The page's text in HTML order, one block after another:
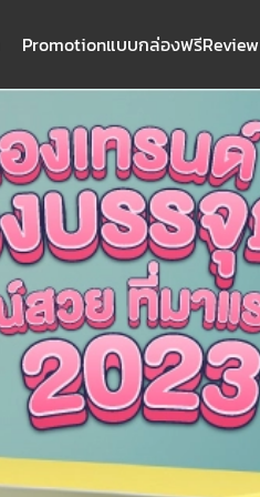
Promotionแบบกล่องฟรีReview